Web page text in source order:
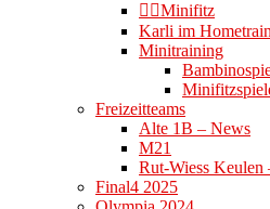
👉🏻Minifitz
Karli im
Minitraining
Freizeitteams
Alte 1B – News
M21
Rut-Wiess
Final4 2025